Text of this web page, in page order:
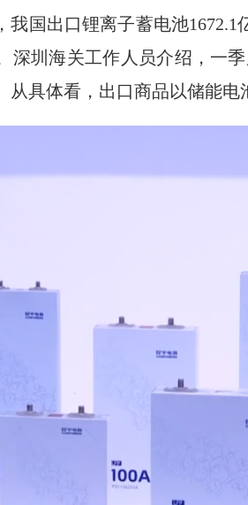
国出口锂离子蓄电池1672.1
深圳海关工作人员介绍，一
从具体看，出口商品以储能电